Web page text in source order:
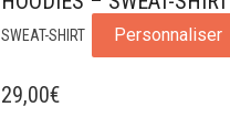
SWEAT-SHIRT Personnaliser
29,00€